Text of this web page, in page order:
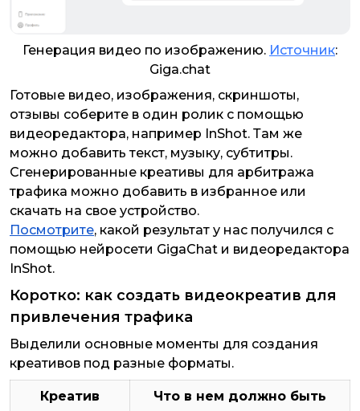
Генерация видео по изображению. Источник:
Giga.chat
Готовые видео, изображения, скриншоты,
отзывы соберите в один ролик с помощью
видеоредактора, например InShot. Там же
можно добавить текст, музыку, субтитры.
Сгенерированные креативы для арбитража
трафика можно добавить в избранное или
скачать на свое устройство.
Посмотрите, какой результат у нас получился с
помощью нейросети GigaChat и видеоредактора
InShot.
Коротко: как создать видеокреатив для
привлечения трафика
Выделили основные моменты для создания
креативов под разные форматы.
Креатив Что в нем должно быть